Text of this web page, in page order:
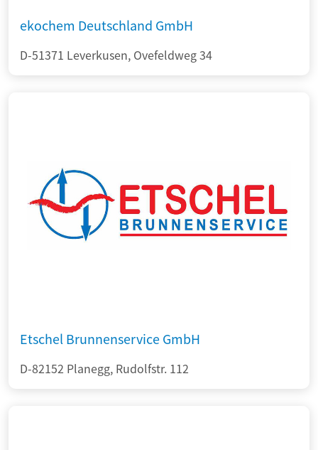
ekochem Deutschland GmbH
D-51371 Leverkusen, Ovefeldweg 34
Etschel Brunnenservice GmbH
D-82152 Planegg, Rudolfstr. 112